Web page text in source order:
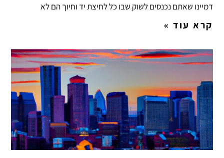
דמיינו שאתם נכנסים לשוק שבו כל לחיצת יד וחיוך הם לא
קרא עוד »